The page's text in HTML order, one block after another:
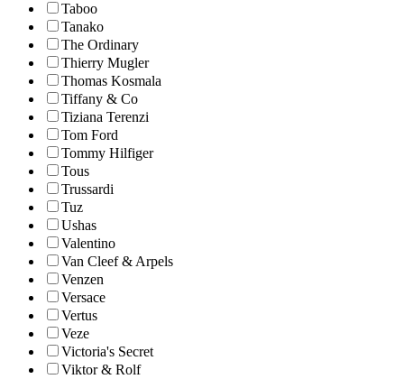
Taboo
Tanako
The Ordinary
Thierry Mugler
Thomas Kosmala
Tiffany & Co
Tiziana Terenzi
Tom Ford
Tommy Hilfiger
Tous
Trussardi
Tuz
Ushas
Valentino
Van Cleef & Arpels
Venzen
Versace
Vertus
Veze
Victoria's Secret
Viktor & Rolf